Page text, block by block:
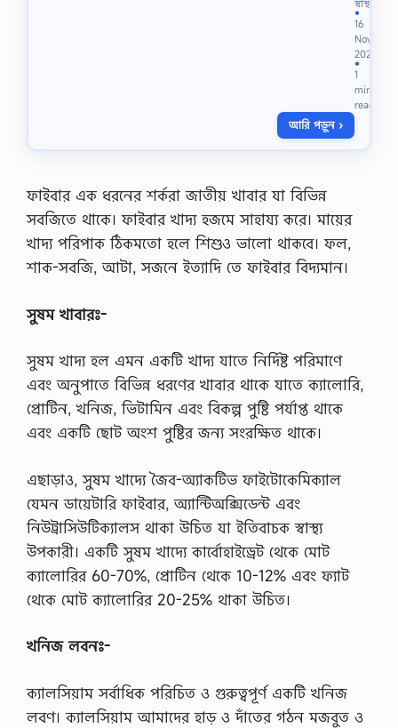
i
u
m
T
a
b
ডি
জো
a
স্বাস্থ্য
●
16
Nov
2022
●
1
min
read
আরি পড়ুন ›
ফাইবার এক ধরনের শর্করা জাতীয় খাবার যা বিভিন্ন
সবজিতে থাকে। ফাইবার খাদ্য হজমে সাহায্য করে। মায়ের
খাদ্য পরিপাক ঠিকমতো হলে শিশুও ভালো থাকবে। ফল,
শাক-সবজি, আটা, সজনে ইত্যাদি তে ফাইবার বিদ্যমান।
সুষম খাবারঃ-
সুষম খাদ্য হল এমন একটি খাদ্য যাতে নির্দিষ্ট পরিমাণে
এবং অনুপাতে বিভিন্ন ধরণের খাবার থাকে যাতে ক্যালোরি,
প্রোটিন, খনিজ, ভিটামিন এবং বিকল্প পুষ্টি পর্যাপ্ত থাকে
এবং একটি ছোট অংশ পুষ্টির জন্য সংরক্ষিত থাকে।
এছাড়াও, সুষম খাদ্যে জৈব-অ্যাকটিভ ফাইটোকেমিক্যাল
যেমন ডায়েটারি ফাইবার, অ্যান্টিঅক্সিডেন্ট এবং
নিউট্রাসিউটিক্যালস থাকা উচিত যা ইতিবাচক স্বাস্থ্য
উপকারী। একটি সুষম খাদ্যে কার্বোহাইড্রেট থেকে মোট
ক্যালোরির 60-70%, প্রোটিন থেকে 10-12% এবং ফ্যাট
থেকে মোট ক্যালোরির 20-25% থাকা উচিত।
খনিজ লবনঃ-
ক্যালসিয়াম সর্বাধিক পরিচিত ও গুরুত্বপূর্ণ একটি খনিজ
লবণ। ক্যালসিয়াম আমাদের হাড় ও দাঁতের গঠন মজবুত ও